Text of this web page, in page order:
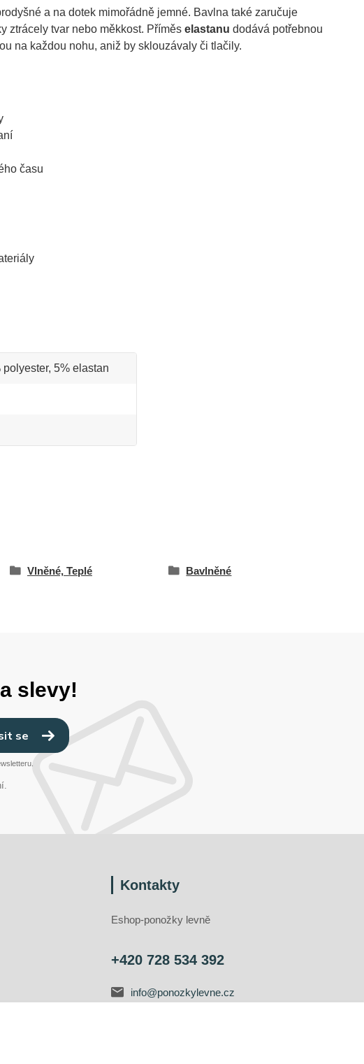
a na dotek mimořádně jemné. Bavlna také zaručuje
ztrácely tvar nebo měkkost. Příměs elastanu dodává potřebnou
na každou nohu, aniž by sklouzávaly či tlačily.
času
5% elastan
Vlněné, Teplé Bavlněné
slevy!
se
Kontakty
Eshop-ponožky levně
+420 728 534 392
info@ponozkylevne.cz